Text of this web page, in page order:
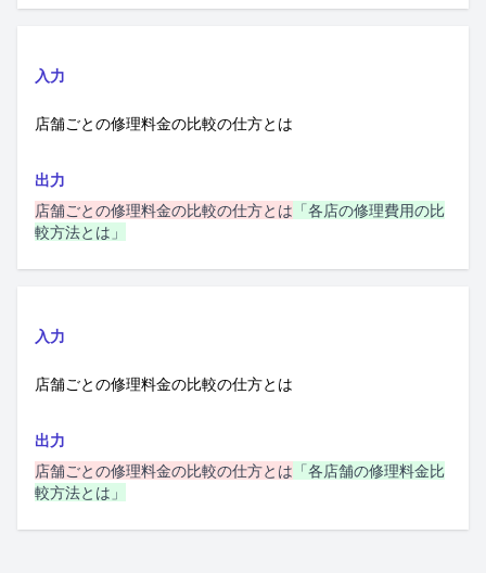
入力
店舗ごとの修理料金の比較の仕方とは
出力
店舗ごとの修理料金の比較の仕方とは 「各店の修理費用の比
較方法とは」
入力
店舗ごとの修理料金の比較の仕方とは
出力
店舗ごとの修理料金の比較の仕方とは 「各店舗の修理料金比
較方法とは」